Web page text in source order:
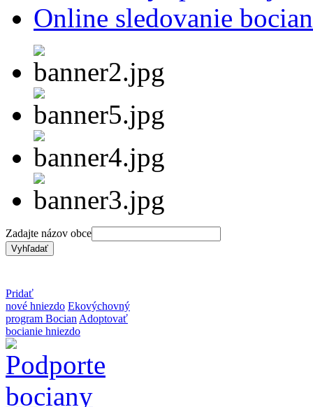
Online sledovanie
Zadajte názov obce
Pridať
nové hniezdo Ekovýchovný
program Bocian Adoptovať
bocianie hniezdo